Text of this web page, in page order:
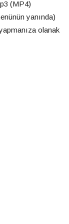
(MP4)
yanında)
olanak